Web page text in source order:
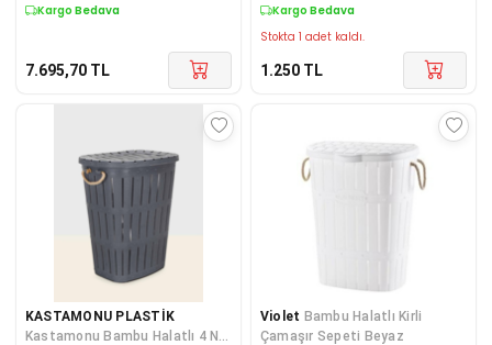
Kargo Bedava
7.695,70 TL
Kargo Bedava
Stokta 1 adet kaldı.
1.250 TL
KASTAMONU PLASTİK
Kastamonu Bambu Halatlı 4 No
Violet Bambu Halatlı Kirli
Çamaşır Sepeti Beyaz